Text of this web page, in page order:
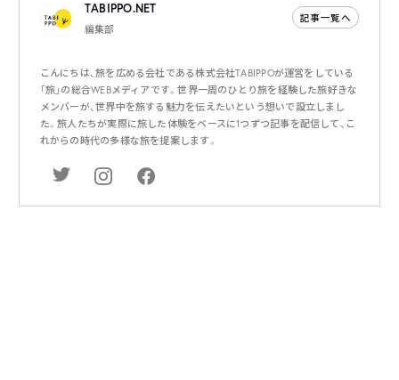
TABIPPO.NET
編集部
記事一覧へ
こんにちは、旅を広める会社である株式会社TABIPPOが運営をしている
「旅」の総合WEBメディアです。世界一周のひとり旅を経験した旅好きな
メンバーが、世界中を旅する魅力を伝えたいという想いで設立しまし
た。旅人たちが実際に旅した体験をベースに1つずつ記事を配信して、こ
れからの時代の多様な旅を提案します。